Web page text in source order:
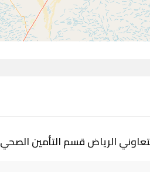
الرياض قسم التأمين الصحي